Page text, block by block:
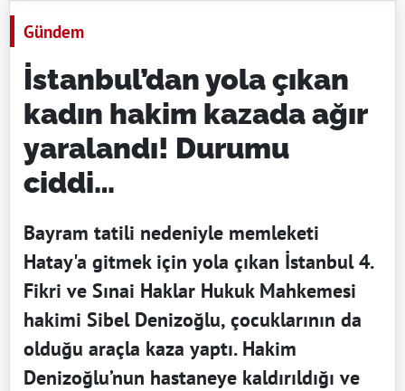
Gündem
İstanbul’dan yola çıkan
kadın hakim kazada ağır
yaralandı! Durumu
ciddi…
Bayram tatili nedeniyle memleketi
Hatay'a gitmek için yola çıkan İstanbul 4.
Fikri ve Sınai Haklar Hukuk Mahkemesi
hakimi Sibel Denizoğlu, çocuklarının da
olduğu araçla kaza yaptı. Hakim
Denizoğlu’nun hastaneye kaldırıldığı ve